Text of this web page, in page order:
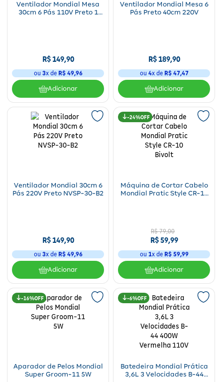
Ventilador Mondial Mesa
30cm 6 Pás 110V Preto 1
R$149,90
ou 3x de R$ 49,96
Adicionar
Ventilador Mondial Mesa 6
Pás Preto 40cm 220V
R$189,90
ou 4x de R$ 47,47
Adicionar
Ventilador Mondial 30cm 6
Pás 220V Preto NVSP-30-B2
R$149,90
ou 3x de R$ 49,96
Adicionar
24%
Máquina de Cortar Cabelo
Mondial Pratic Style CR-10
R$ 79,00
R$59,99
ou 1x de R$ 59,99
Adicionar
16%
Aparador de Pelos Mondial
Super Groom-11 5W
6%
Batedeira Mondial Prática
3,6L 3 Velocidades B-44